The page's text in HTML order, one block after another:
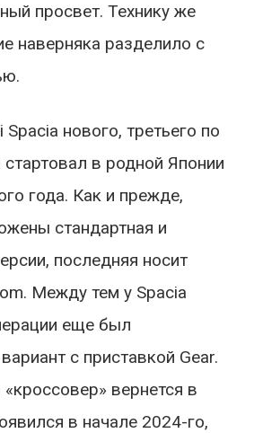
просвет. Технику же
наверняка разделило с
нового, третьего по
стартовал в родной Японии
года. Как и прежде,
стандартная и
последняя носит
Между тем у Spacia
еще был
с приставкой Gear.
вернется в
в начале 2024-го,